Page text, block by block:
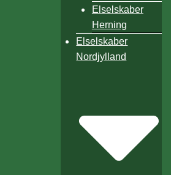
Elselskaber
Herning
Elselskaber
Nordjylland